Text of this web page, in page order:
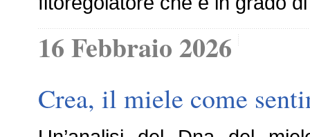
16 Febbraio 2026
Crea, il miele come